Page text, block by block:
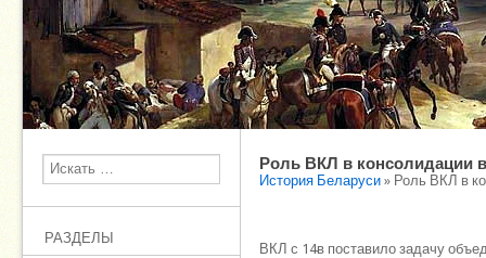
Поиск
РАЗДЕЛЫ
Роль ВКЛ в консолидации
История Беларуси » Роль ВКЛ в
ВКЛ с 14в поставило задачу